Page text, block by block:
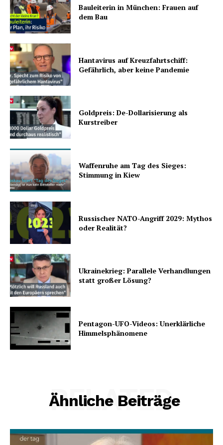
Bauleiterin in München: Frauen auf
dem Bau
Hantavirus auf Kreuzfahrtschiff:
Gefährlich, aber keine Pandemie
Goldpreis: De-Dollarisierung als
Kurstreiber
Waffenruhe am Tag des Sieges:
Stimmung in Kiew
Russischer NATO-Angriff 2029: Mythos
oder Realität?
Ukrainekrieg: Parallele Verhandlungen
statt großer Lösung?
Pentagon-UFO-Videos: Unerklärliche
Himmelsphänomene
Ähnliche Beiträge
RELATED